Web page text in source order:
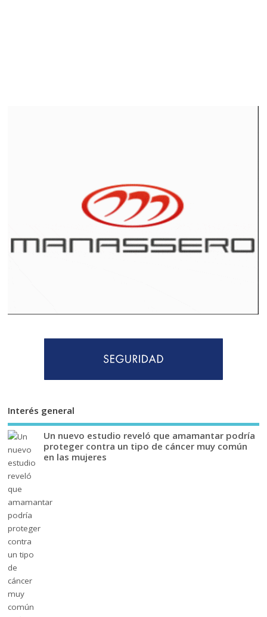
Interés general
Un nuevo estudio reveló que amamantar podría
proteger contra un tipo de cáncer muy común
en las mujeres